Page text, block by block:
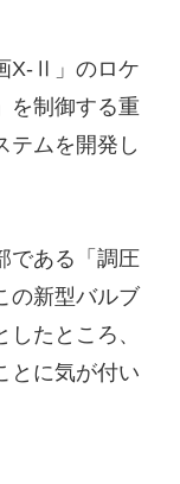
X-Ⅱ」のロケ
を制御する重
テムを開発し
である「調圧
の新型バルブ
たところ、
とに気が付い